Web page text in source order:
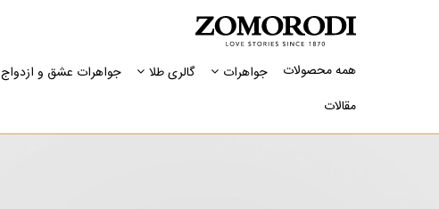
همه محصولات جواهرات گالری طلا جواهرات عشق و ازدواج
مقالات